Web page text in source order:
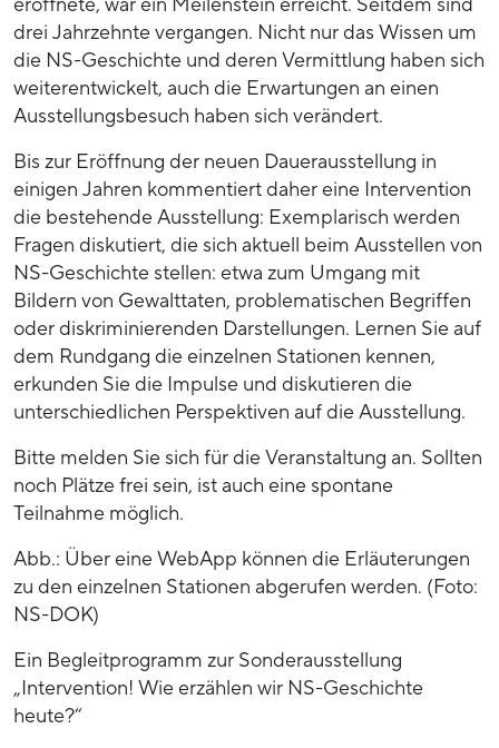
eröffnete, war ein Meilenstein erreicht. Seitdem sind
drei Jahrzehnte vergangen. Nicht nur das Wissen um
die NS-Geschichte und deren Vermittlung haben sich
weiterentwickelt, auch die Erwartungen an einen
Ausstellungsbesuch haben sich verändert.
Bis zur Eröffnung der neuen Dauerausstellung in
einigen Jahren kommentiert daher eine Intervention
die bestehende Ausstellung: Exemplarisch werden
Fragen diskutiert, die sich aktuell beim Ausstellen von
NS-Geschichte stellen: etwa zum Umgang mit
Bildern von Gewalttaten, problematischen Begriffen
oder diskriminierenden Darstellungen. Lernen Sie auf
dem Rundgang die einzelnen Stationen kennen,
erkunden Sie die Impulse und diskutieren die
unterschiedlichen Perspektiven auf die Ausstellung.
Bitte melden Sie sich für die Veranstaltung an. Sollten
noch Plätze frei sein, ist auch eine spontane
Teilnahme möglich.
Abb.: Über eine WebApp können die Erläuterungen
zu den einzelnen Stationen abgerufen werden. (Foto:
NS-DOK)
Ein Begleitprogramm zur Sonderausstellung
„Intervention! Wie erzählen wir NS-Geschichte
heute?“